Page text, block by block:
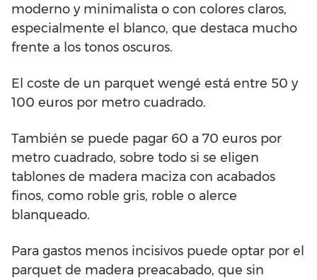
moderno y minimalista o con colores claros,
especialmente el blanco, que destaca mucho
frente a los tonos oscuros.
El coste de un parquet wengé está entre 50 y
100 euros por metro cuadrado.
También se puede pagar 60 a 70 euros por
metro cuadrado, sobre todo si se eligen
tablones de madera maciza con acabados
finos, como roble gris, roble o alerce
blanqueado.
Para gastos menos incisivos puede optar por el
parquet de madera preacabado, que sin